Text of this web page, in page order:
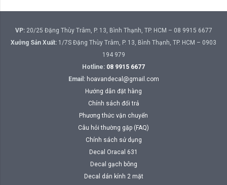
VP:20/25 Đặng Thùy Trâm, P. 13, Bình Thạnh, TP. HCM – 08 9915 6677
Xưởng Sản Xuất: 1/7S Đặng Thùy Trâm, P. 13, Bình Thạnh, TP. HCM – 0903
194 979
Hotline: 08 9915 6677
Email: hoavandecal@gmail.com
Hướng dẫn đặt hàng
Chính sách đổi trả
Phương thức vận chuyển
Câu hỏi thường gặp (FAQ)
Chính sách sử dụng
Decal Oracal 631
Decal gạch bông
Decal dán kính 2 mặt